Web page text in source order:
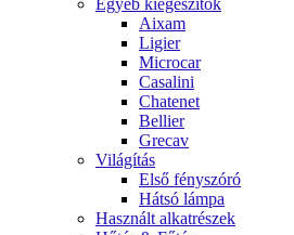
Aixam
Ligier
Microcar
Casalini
Chatenet
Bellier
Grecav
Világítás
Első fényszóró
Hátsó lámpa
Használt alkatrészek